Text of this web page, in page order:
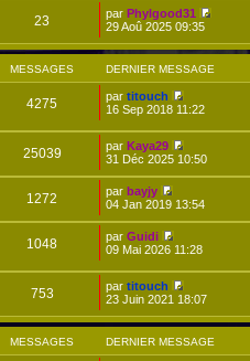
23 parPhylgood31
29 Aoû 2025 09:35
MESSAGES DERNIER MESSAGE
4275 partitouch
16 Sep 2018 11:22
25039 parKaya29
31 Déc 2025 10:50
1272 parbayjy
04 Jan 2019 13:54
1048 parGuidi
09 Mai 2026 11:28
753 partitouch
23 Juin 2021 18:07
MESSAGES DERNIER MESSAGE